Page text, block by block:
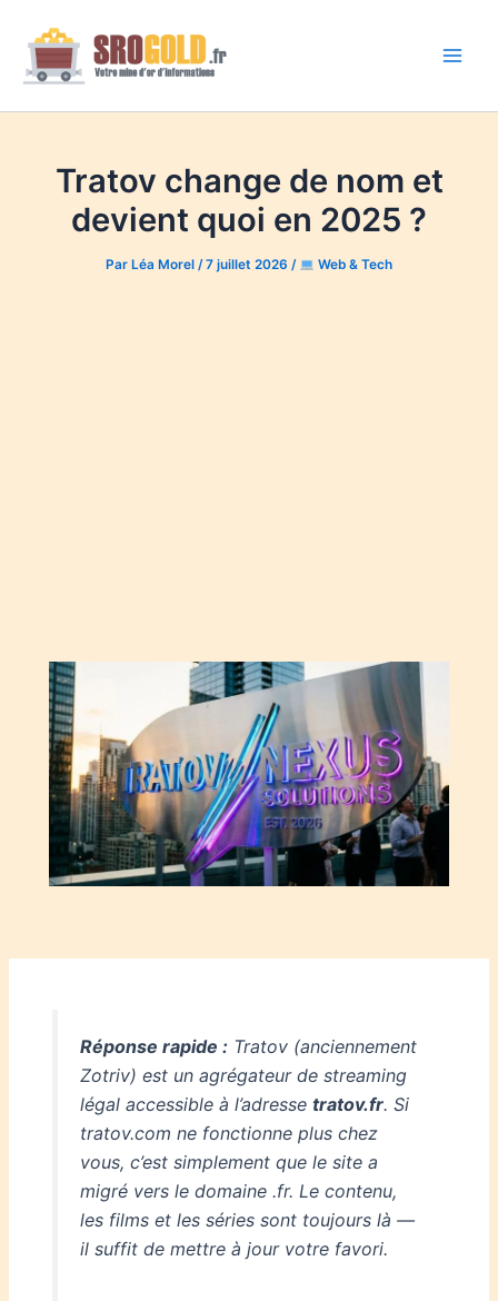
contenu
Tratov change de nom et
devient quoi en 2025 ?
Par Léa Morel/7 juillet 2026/ Web & Tech
Réponse rapide :Tratov (anciennement
Zotriv) est un agrégateur de streaming
légal accessible à l’adresse tratov.fr. Si
tratov.com ne fonctionne plus chez
vous, c’est simplement que le site a
migré vers le domaine .fr. Le contenu,
les films et les séries sont toujours là —
il suffit de mettre à jour votre favori.